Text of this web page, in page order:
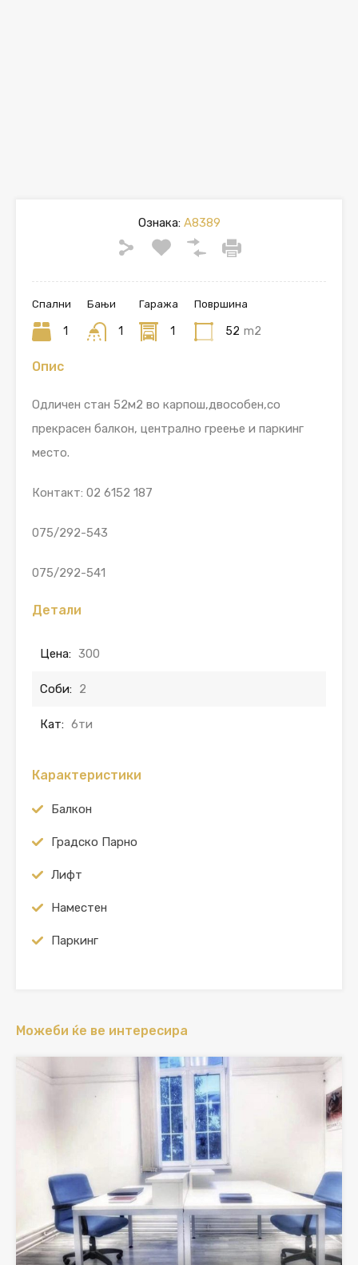
Ознака:A8389
Спални
1
Бањи
1
Гаража
1
Површина
52 m2
Опис
Одличен стан 52м2 во карпош,двособен,со
прекрасен балкон, централно греење и паркинг
место.
Контакт: 02 6152 187
075/292-543
075/292-541
Детали
Цена: 300
Соби: 2
Кат: 6ти
Карактеристики
Балкон
Градско Парно
Лифт
Наместен
Паркинг
Можеби ќе ве интересира